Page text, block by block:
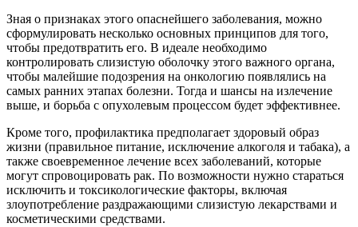
Зная о признаках этого опаснейшего заболевания, можно
сформулировать несколько основных принципов для того,
чтобы предотвратить его. В идеале необходимо
контролировать слизистую оболочку этого важного органа,
чтобы малейшие подозрения на онкологию появлялись на
самых ранних этапах болезни. Тогда и шансы на излечение
выше, и борьба с опухолевым процессом будет эффективнее.
Кроме того, профилактика предполагает здоровый образ
жизни (правильное питание, исключение алкоголя и табака), а
также своевременное лечение всех заболеваний, которые
могут спровоцировать рак. По возможности нужно стараться
исключить и токсикологические факторы, включая
злоупотребление раздражающими слизистую лекарствами и
косметическими средствами.